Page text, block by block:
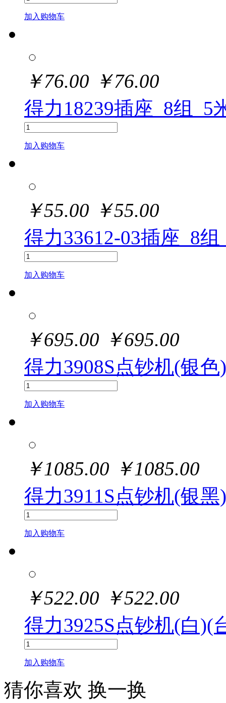
加入购物车
￥76.00 ￥76.00
得力18239插座_8组_5
加入购物车
￥55.00 ￥55.00
得力33612-03插座_8
加入购物车
￥695.00 ￥695.00
得力3908S点钞机(银色
加入购物车
￥1085.00 ￥1085.00
得力3911S点钞机(银黑
加入购物车
￥522.00 ￥522.00
得力3925S点钞机(白)(
加入购物车
猜你喜欢 换一换